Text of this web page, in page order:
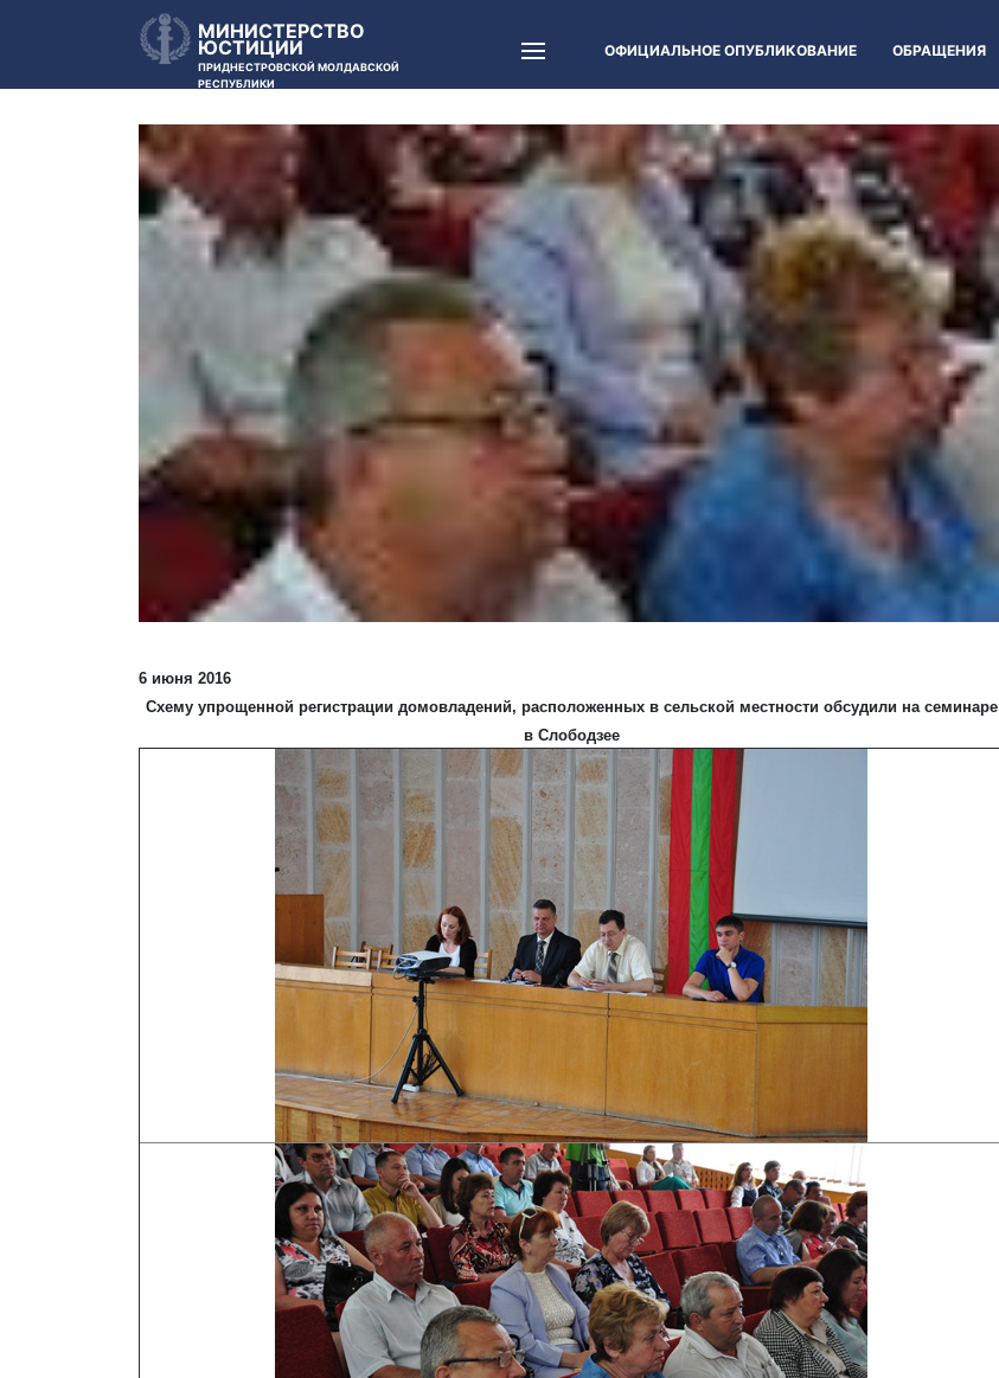
МИНИСТЕРСТВО
ЮСТИЦИИ
ПРИДНЕСТРОВСКОЙ МОЛДАВСКОЙ
РЕСПУБЛИКИ
ОФИЦИАЛЬНОЕ ОПУБЛИКОВАНИЕ ОБРАЩЕНИЯ
6 июня 2016
Схему упрощенной регистрации домовладений, расположенных в сельской местности обсудили на семинаре
в Слободзее